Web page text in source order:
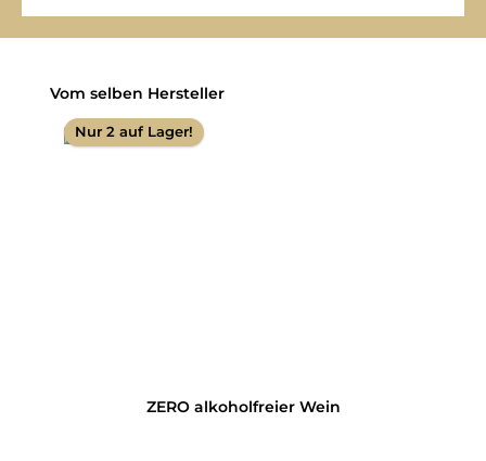
Produktgalerie überspringen
Vom selben Hersteller
Nur 2 auf Lager!
ZERO alkoholfreier Wein